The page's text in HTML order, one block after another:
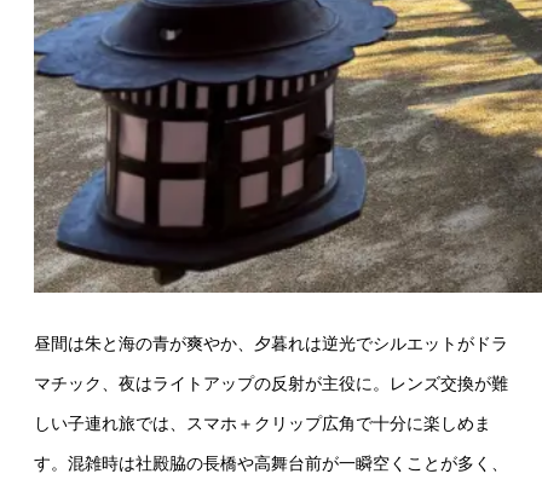
昼間は朱と海の青が爽やか、夕暮れは逆光でシルエットがドラ
マチック、夜はライトアップの反射が主役に。レンズ交換が難
しい子連れ旅では、スマホ＋クリップ広角で十分に楽しめま
す。混雑時は社殿脇の長橋や高舞台前が一瞬空くことが多く、